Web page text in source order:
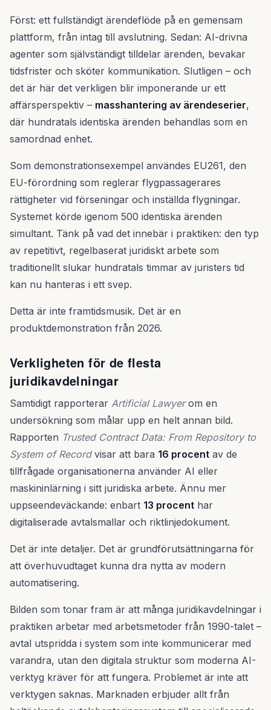
Först: ett fullständigt ärendeflöde på en gemensam
plattform, från intag till avslutning. Sedan: AI-drivna
agenter som självständigt tilldelar ärenden, bevakar
tidsfrister och sköter kommunikation. Slutligen – och
det är här det verkligen blir imponerande ur ett
affärsperspektiv – masshantering av ärendeserier,
där hundratals identiska ärenden behandlas som en
samordnad enhet.
Som demonstrationsexempel användes EU261, den
EU-förordning som reglerar flygpassagerares
rättigheter vid förseningar och inställda flygningar.
Systemet körde igenom 500 identiska ärenden
simultant. Tänk på vad det innebär i praktiken: den typ
av repetitivt, regelbaserat juridiskt arbete som
traditionellt slukar hundratals timmar av juristers tid
kan nu hanteras i ett svep.
Detta är inte framtidsmusik. Det är en
produktdemonstration från 2026.
Verkligheten för de flesta
juridikavdelningar
Samtidigt rapporterar Artificial Lawyerom en
undersökning som målar upp en helt annan bild.
Rapporten Trusted Contract Data: From Repository to
System of Recordvisar att bara 16 procent av de
tillfrågade organisationerna använder AI eller
maskininlärning i sitt juridiska arbete. Ännu mer
uppseendeväckande: enbart 13 procent har
digitaliserade avtalsmallar och riktlinjedokument.
Det är inte detaljer. Det är grundförutsättningarna för
att överhuvudtaget kunna dra nytta av modern
automatisering.
Bilden som tonar fram är att många juridikavdelningar i
praktiken arbetar med arbetsmetoder från 1990-talet –
avtal utspridda i system som inte kommunicerar med
varandra, utan den digitala struktur som moderna AI-
verktyg kräver för att fungera. Problemet är inte att
verktygen saknas. Marknaden erbjuder allt från